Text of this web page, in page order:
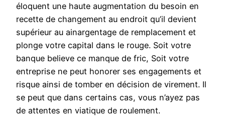
éloquent une haute augmentation du besoin en
recette de changement au endroit qu’il devient
supérieur au ainargentage de remplacement et
plonge votre capital dans le rouge. Soit votre
banque believe ce manque de fric, Soit votre
entreprise ne peut honorer ses engagements et
risque ainsi de tomber en décision de virement. Il
se peut que dans certains cas, vous n’ayez pas
de attentes en viatique de roulement.